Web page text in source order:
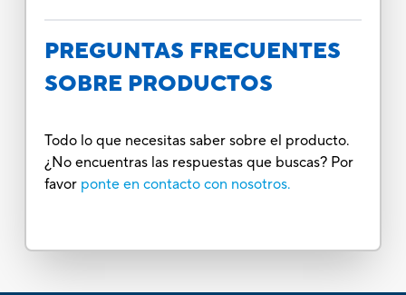
PREGUNTAS FRECUENTES
SOBRE PRODUCTOS
Todo lo que necesitas saber sobre el producto.
¿No encuentras las respuestas que buscas? Por
favor ponte en contacto con nosotros.